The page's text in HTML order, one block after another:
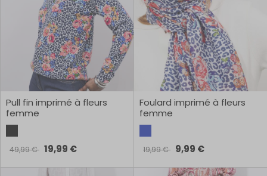
Pull fin imprimé à fleurs
femme
49,99 € 19,99 €
Foulard imprimé à fleurs
femme
19,99 € 9,99 €